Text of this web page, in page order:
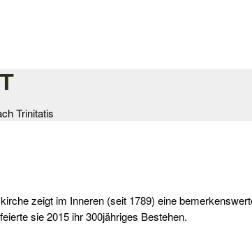
Trinitatis
zeigt im Inneren (seit 1789) eine
sie 2015 ihr 300jähriges Bestehen.